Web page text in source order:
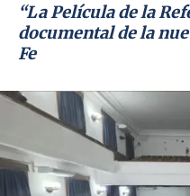
“La Película de la
documental de la
Fe